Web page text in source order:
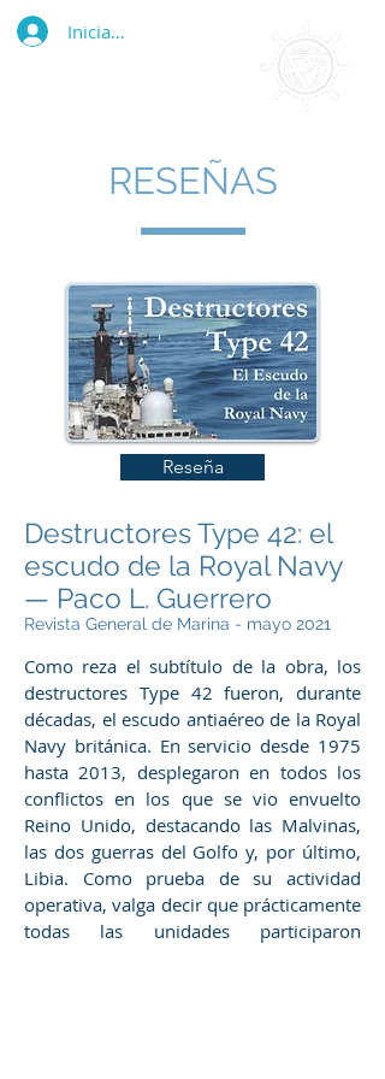
Iniciar sesión
RESEÑAS
Reseña
Destructores Type 42: el
escudo de la Royal Navy
— Paco L. Guerrero
Revista General de Marina - mayo 2021
Como reza el subtítulo de la obra, los
destructores Type 42 fueron, durante
décadas, el escudo antiaéreo de la Royal
Navy británica. En servicio desde 1975
hasta 2013, desplegaron en todos los
conflictos en los que se vio envuelto
Reino Unido, destacando las Malvinas,
las dos guerras del Golfo y, por último,
Libia. Como prueba de su actividad
operativa, valga decir que prácticamente
todas las unidades participaron